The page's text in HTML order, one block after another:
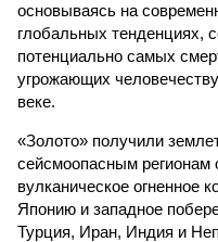
основываясь на
глобальных тенденциях,
потенциально самых
угрожающих
веке.
«Золото» получили
сейсмоопасным регионам
вулканическое огненное
Японию и западное
Турция, Иран, Индия и